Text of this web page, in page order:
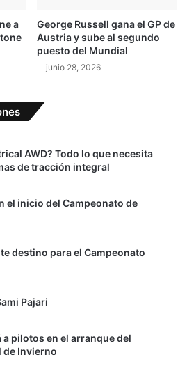
a
George Russell gana el GP de
Austria y sube al segundo
puesto del Mundial
junio 28, 2026
AWD? Todo lo que necesita
de tracción integral
el inicio del Campeonato de
destino para el Campeonato
Pajari
pilotos en el arranque del
de Invierno